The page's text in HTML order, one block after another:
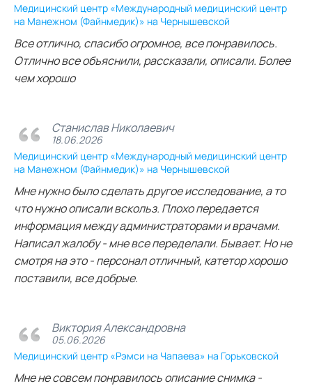
Медицинский центр «Международный медицинский центр
на Манежном (Файнмедик)» на Чернышевской
Все отлично, спасибо огромное, все понравилось.
Отлично все объяснили, рассказали, описали. Более
чем хорошо
Станислав Николаевич
18.06.2026
Медицинский центр «Международный медицинский центр
на Манежном (Файнмедик)» на Чернышевской
Мне нужно было сделать другое исследование, а то
что нужно описали вскольз. Плохо передается
информация между администраторами и врачами.
Написал жалобу - мне все переделали. Бывает. Но не
смотря на это - персонал отличный, катетор хорошо
поставили, все добрые.
Виктория Александровна
05.06.2026
Медицинский центр «Рэмси на Чапаева» на Горьковской
Мне не совсем понравилось описание снимка -